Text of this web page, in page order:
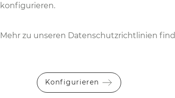
konfigurieren.
Mehr zu unseren Datenschutzrichtlinien
Konfigurieren